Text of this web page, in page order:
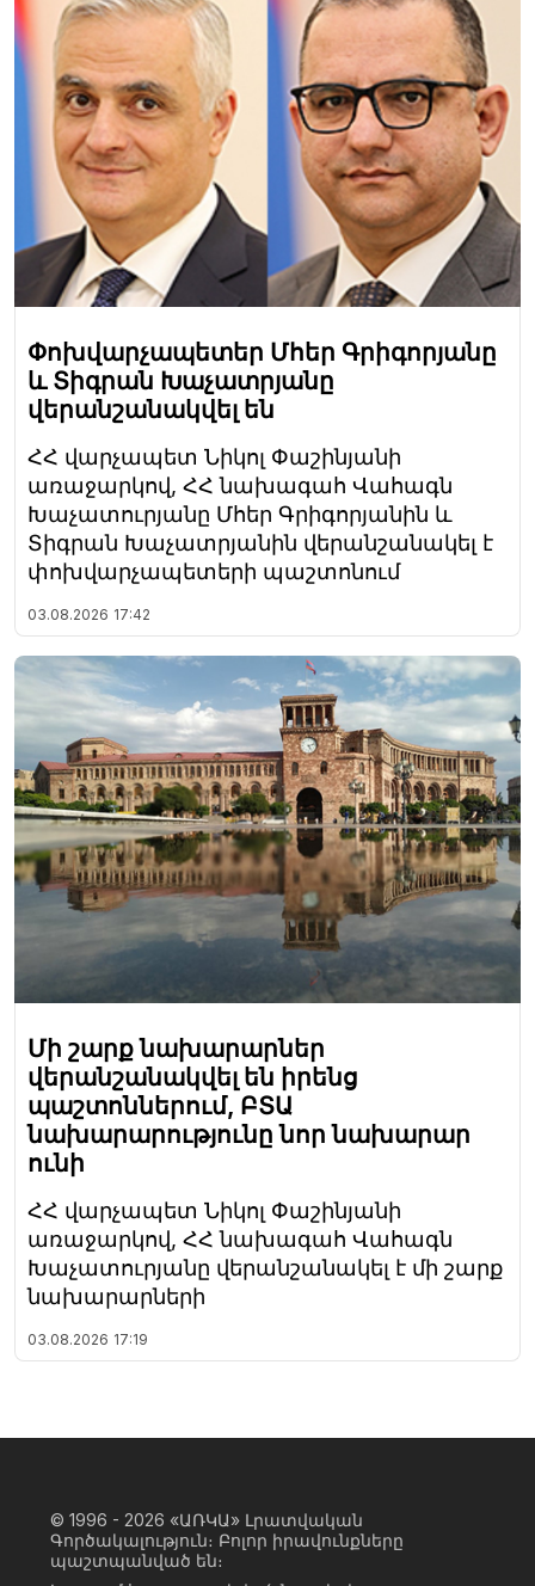
Փոխվարչապետեր Մհեր Գրիգորյանը
և Տիգրան Խաչատրյանը
վերանշանակվել են
ՀՀ վարչապետ Նիկոլ Փաշինյանի
առաջարկով, ՀՀ նախագահ Վահագն
Խաչատուրյանը Մհեր Գրիգորյանին և
Տիգրան Խաչատրյանին վերանշանակել է
փոխվարչապետերի պաշտոնում
03.08.2026 17:42
Մի շարք նախարարներ
վերանշանակվել են իրենց
պաշտոններում, ԲՏԱ
նախարարությունը նոր նախարար
ունի
ՀՀ վարչապետ Նիկոլ Փաշինյանի
առաջարկով, ՀՀ նախագահ Վահագն
Խաչատուրյանը վերանշանակել է մի շարք
նախարարների
03.08.2026 17:19
© 1996 - 2026 «ԱՌԿԱ» Լրատվական
Գործակալություն։ Բոլոր իրավունքները
պաշտպանված են։